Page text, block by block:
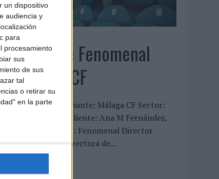
un dispositivo
audiencia y
para
procesamiento
sus
de sus
tal
o retirar su
en la parte
vuelta’, de Fenomenal
Málaga CF
TÉCNICA Anunciante: Málaga CF Sector:
Contacto del cliente: Ana M Fernández,
Valencia Agencia: Fenomenal Director
David Titos Directora de...